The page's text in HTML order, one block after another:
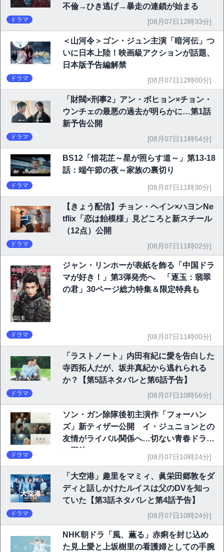
不倫→ひき逃げ→暴走の連鎖が始まる
ドラマ [08月07日12時33分]
＜山河令＞ゴン・ジュン主演「暗河伝」つ
いに日本上陸！映画級アクションが話題、
日本版予告編解禁
ドラマ [08月07日12時00分]
「財閥×刑事2」アン・ボヒョン×チョン・
ウンチェの最悪の過去が明らかに…第1話
新予告公開
ドラマ [08月07日11時54分]
BS12「惜花芷～星が照らす道～」第13-18
話：端午節の夜～家族の裏切り
ドラマ [08月07日11時30分]
【きょう配信】チョン・ヘイン×ハヨンNe
tflix「恋は飴模様」見どころと新スチール
（12点）公開
ドラマ [08月07日11時02分]
ジャン・リンホーが表紙を飾る「中国ドラ
マが好き！」第3弾発売へ 「逐玉：翡翠
の君」30ページ総力特集＆限定特典も
ドラマ [08月07日11時00分]
「ラストノート」内田有紀に愛を告白した
寺西拓人だが、坂井真紀から逃れられる
か？【第5話ネタバレと第6話予告】
ドラマ [08月07日10時56分]
ソン・ガン除隊後初主演作「フォーハン
ズ」新ティザー公開 イ・ジュニョンとの
友情がライバル関係へ…切ない青春ドラマ
に期待
ドラマ [08月07日10時24分]
「大空港」趣里をマミィ、眞栄田郷敦をダ
ディと話しかけたルイスは父のDVを知っ
ていた【第3話ネタバレと第4話予告】
ドラマ [08月07日10時24分]
NHK朝ドラ「風、薫る」赤痢を封じ込め
た見上愛と上坂樹里の看護婦としての手腕